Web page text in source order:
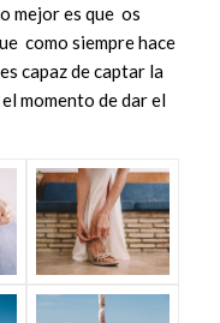
mejor es que os
como siempre hace
capaz de captar la
momento de dar el